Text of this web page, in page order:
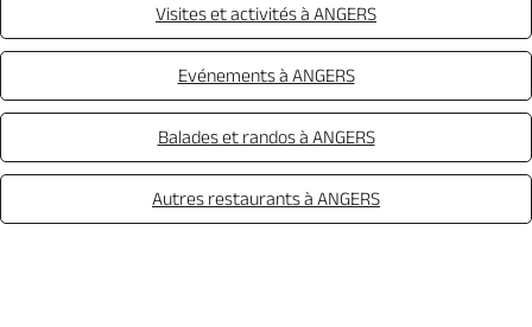
Visites et activités à ANGERS
Evénements à ANGERS
Balades et randos à ANGERS
Autres restaurants à ANGERS